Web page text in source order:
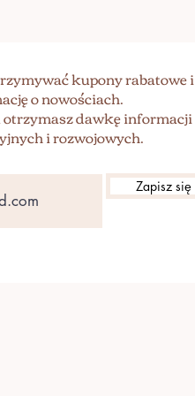
kupony rabatowe i
o nowościach.
dawkę informacji
i rozwojowych.
Zapisz się